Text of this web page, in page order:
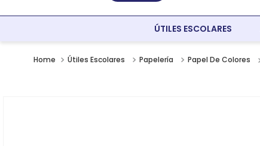
ÚTILES ESCOLARES
Útiles Escolares Papelería Papel De Colores